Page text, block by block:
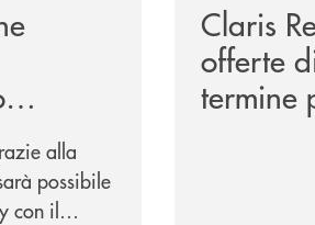
due
alla
possibile
con il
Claris
offerte
termine